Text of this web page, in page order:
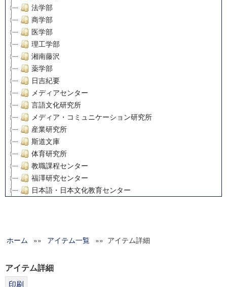
法学部
商学部
医学部
理工学部
湘南藤沢
薬学部
日吉紀要
メディアセンター
言語文化研究所
メディア・コミュニケーション研究所
産業研究所
斯道文庫
体育研究所
教職課程センター
福澤研究センター
日本語・日本文化教育センター
グローバルリサーチインスティテュート
科学研究費補助金研究成果報告書
ホーム »» アイテム一覧 »» アイテム詳細
アイテム詳細